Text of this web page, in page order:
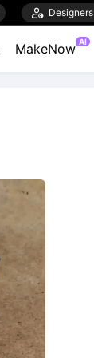
 Designers
MakeNow AI